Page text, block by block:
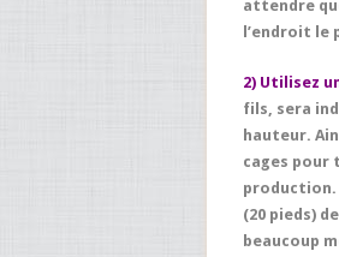
attendre
l’endroit le
2) Utilisez
fils, sera
hauteur.
cages pour
production.
(20 pieds)
beaucoup